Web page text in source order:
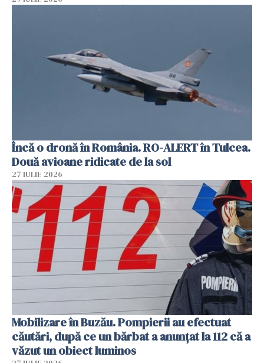
Încă o dronă în România. RO-ALERT în Tulcea.
Două avioane ridicate de la sol
27 IULIE 2026
Mobilizare în Buzău. Pompierii au efectuat
căutări, după ce un bărbat a anunțat la 112 că a
văzut un obiect luminos